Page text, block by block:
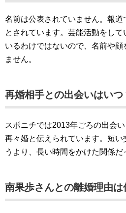
名前は公表されていません。報
とされています。芸能活動をし
いるわけではないので、名前や顔
ません。
再婚相手との出会いはいつ
スポニチでは2013年ごろの出会
再々婚と伝えられています。短
うより、長い時間をかけた関係だ
南果歩さんとの離婚理由は